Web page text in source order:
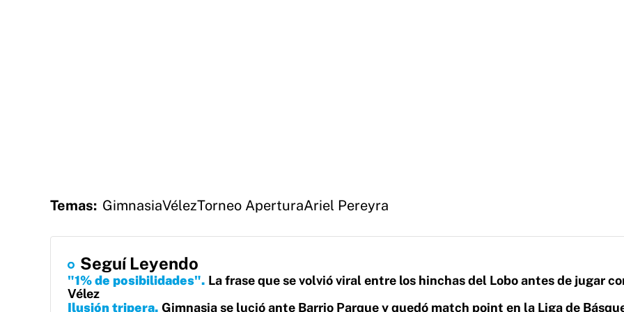
Temas: GimnasiaVélezTorneo AperturaAriel Pereyra
Seguí Leyendo
"1% de posibilidades" La frase que se volvió viral entre los hinchas del Lobo antes de jugar
Vélez
Ilusión tripera Gimnasia se lució ante Barrio Parque y quedó match point en la Liga de